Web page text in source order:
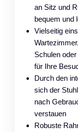
an Sitz und
bequem und
Vielseitig
Schulen
für Ihre
Durch den
sich der
nach
verstauen
Robuste